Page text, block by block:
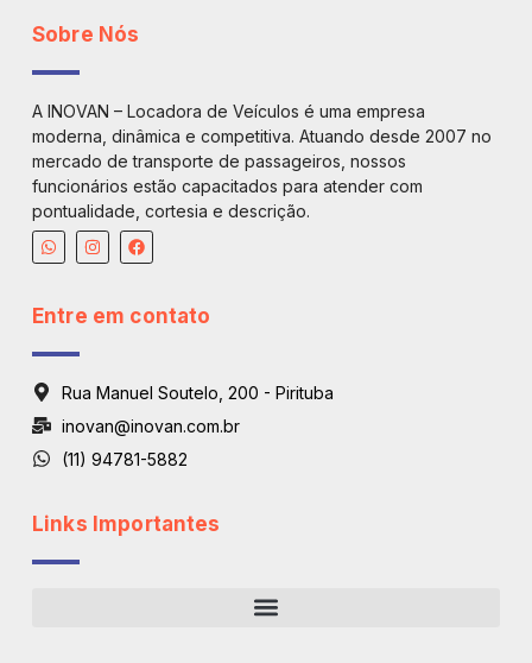
Sobre Nós
A INOVAN – Locadora de Veículos é uma empresa
moderna, dinâmica e competitiva. Atuando desde 2007 no
mercado de transporte de passageiros, nossos
funcionários estão capacitados para atender com
pontualidade, cortesia e descrição.
Entre em contato
Rua Manuel Soutelo, 200 - Pirituba
inovan@inovan.com.br
(11) 94781-5882
Links Importantes